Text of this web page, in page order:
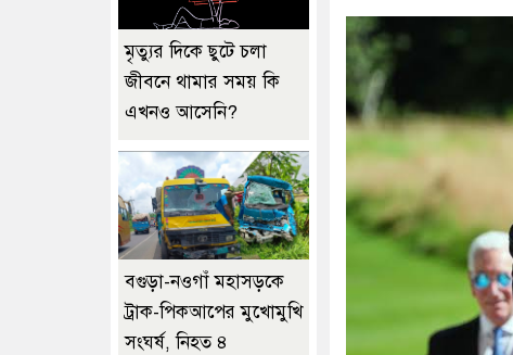
মৃত্যুর দিকে ছুটে চলা
জীবনে থামার সময় কি
এখনও আসেনি?
বগুড়া-নওগাঁ মহাসড়কে
ট্রাক-পিকআপের মুখোমুখি
সংঘর্ষ, নিহত ৪